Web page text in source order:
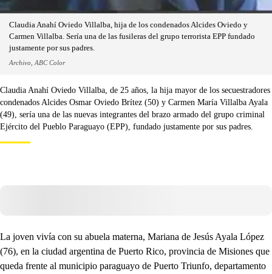
Claudia Anahí Oviedo Villalba, hija de los condenados Alcides Oviedo y
Carmen Villalba. Sería una de las fusileras del grupo terrorista EPP fundado
justamente por sus padres.
Archivo, ABC Color
Claudia Anahí Oviedo Villalba, de 25 años, la hija mayor de los secuestradores
condenados Alcides Osmar Oviedo Brítez (50) y Carmen María Villalba Ayala
(49), sería una de las nuevas integrantes del brazo armado del grupo criminal
Ejército del Pueblo Paraguayo (EPP), fundado justamente por sus padres.
La joven vivía con su abuela materna, Mariana de Jesús Ayala López
(76), en la ciudad argentina de Puerto Rico, provincia de Misiones que
queda frente al municipio paraguayo de Puerto Triunfo, departamento